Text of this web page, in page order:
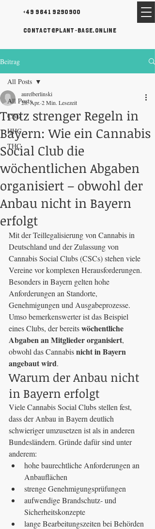
+49 9641 9290900
contact@plant-base.online
Beitrag
All Posts
CBD
HHC
THC
All Posts
Trotz strenger Regeln in
Bayern: Wie ein Cannabis
Social Club die
wöchentlichen Abgaben
organisiert – obwohl der
Anbau nicht in Bayern
erfolgt
aurelberlinski
28. Apr. 2 Min. Lesezeit
Mit der Teillegalisierung von Cannabis in
Deutschland und der Zulassung von
Cannabis Social Clubs (CSCs) stehen viele
Vereine vor komplexen Herausforderungen.
Besonders in Bayern gelten hohe
Anforderungen an Standorte,
Genehmigungen und Ausgabeprozesse.
Umso bemerkenswerter ist das Beispiel
eines Clubs, der bereits wöchentliche
Abgaben an Mitglieder organisiert,
obwohl das Cannabis nicht in Bayern
angebaut wird.
Warum der Anbau nicht
in Bayern erfolgt
Viele Cannabis Social Clubs stellen fest,
dass der Anbau in Bayern deutlich
schwieriger umzusetzen ist als in anderen
Bundesländern. Gründe dafür sind unter
anderem:
hohe baurechtliche Anforderungen an
Anbauflächen
strenge Genehmigungsprüfungen
aufwendige Brandschutz- und
Sicherheitskonzepte
lange Bearbeitungszeiten bei Behörden